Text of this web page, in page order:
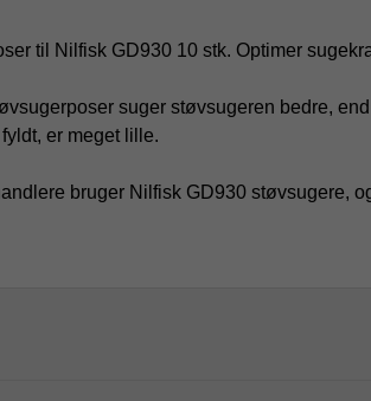
til Nilfisk GD930 10 stk. Optimer
suger støvsugeren bedre,
er meget lille.
bruger Nilfisk GD930 støvsugere,